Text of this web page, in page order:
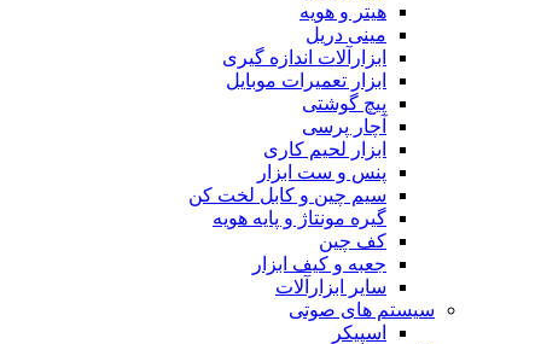
هیتر و هویه
مینی دریل
ابزارآلات اندازه گیری
ابزار تعمیرات موبایل
پیچ گوشتی
آچار پرسی
ابزار لحیم کاری
پنس و ست ابزار
سیم چین و کابل لخت کن
گیره مونتاژ و پایه هویه
کف چین
جعبه و کیف ابزار
سایر ابزارآلات
سیستم های صوتی
اسپیکر